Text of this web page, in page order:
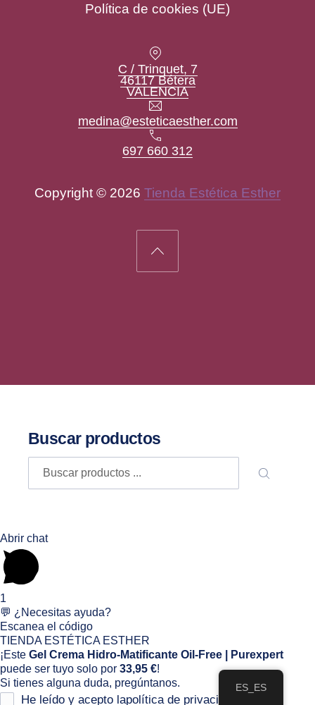
Política de cookies (UE)
C / Trinquet, 7
46117 Bétera
VALENCIANew Window
Email
medina@esteticaesther.com
Teléfono
697 660 312
Copyright © 2026 Tienda Estética Esther
Back to Top
Buscar productos
Buscar
BUSCAR
ES_ES
Abrir chat
1
💬 ¿Necesitas ayuda?
Escanea el código
TIENDA ESTÉTICA ESTHER
¡Este Gel Crema Hidro-Matificante Oil-Free | Purexpert
puede ser tuyo solo por 33,95 €!
Si tienes alguna duda, pregúntanos.
He leído y acepto lapolítica de privacidad